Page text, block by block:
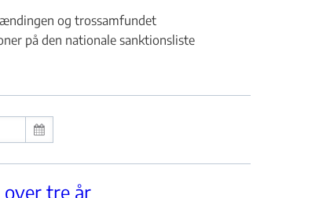
og trossamfundet
på den nationale sanktionsliste
tre år